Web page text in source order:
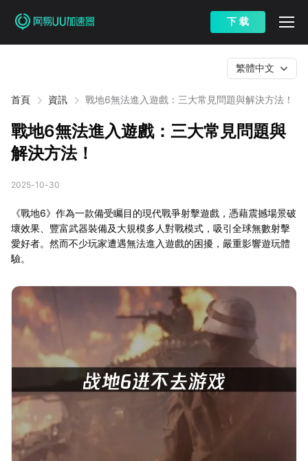
下 载
首頁 資訊 戰地6無法進入遊戲：三大常見問題與解決方法！
繁體中文
戰地6無法進入遊戲：三大常見問題與
解決方法！
2025-10-30
《戰地6》作為一款備受矚目的現代戰爭射擊遊戲，憑藉震撼場景破
壞效果、豐富武器裝備及大規模多人對戰模式，吸引全球無數射擊
愛好者。然而不少玩家遭遇無法進入遊戲的困擾，嚴重影響遊玩體
驗。